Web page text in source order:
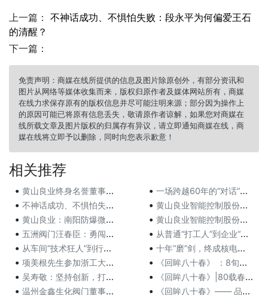
上一篇： 不神话成功、不惧怕失败：段永平为何偏爱王石
的清醒？
下一篇：
免责声明：商媒在线所提供的信息及图片除原创外，有部分资讯和
图片从网络等媒体收集而来，版权归原作者及媒体网站所有，商媒
在线力求保存原有的版权信息并尽可能注明来源；部分因为操作上
的原因可能已将原有信息丢失，敬请原作者谅解，如果您对商媒在
线所载文章及图片版权的归属存有异议，请立即通知商媒在线，商
媒在线将立即予以删除，同时向您表示歉意！
相关推荐
• 黄山良业终身名誉董事长项美根先生自传《回眸八十春》获
• 不神话成功、不惧怕失败：段永平为何偏爱王石的清醒？
• 黄山良业：南阳防爆微特电机有限公司领导专程看望项美根
• 五洲阀门汪春臣：勇闯技术“无人区”的阀门实干家
• 从车间“技术狂人”到行业引路人——记万得凯流体查昭的
• 项美根先生参加浙工大机械学院举办2024年度荣耀盛典
• 吴寿敬：坚持创新，打造阀门智能制造硬核实力
• 温州金鑫生化阀门董事长涂志金荣获2024年度“温州好
• 一场跨越60年的“对话”，机械学子賡续传承浙工大“三
• 黄山良业智能控制股份有限公司终身名誉董事长项美根应邀
• 黄山良业智能控制股份有限公司终身名誉董事长项美根著书
• 从普通“打工人”到企业“掌舵人”刘凤驰的阀门制造路
• 十年“磨”剑，终成核电安全阀检修能手—中国广核集团董
• 《回眸八十春》 ：8旬学者项美根书写自传 让奋斗的光
• 《回眸八十春》|80载春华秋实 栉风沐雨谱写求学创业
• 《回眸八十春》—— 品读著名专家项美根的“阀门人生”